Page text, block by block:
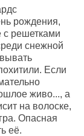
рождения,
с решетками
снежной
Если
живо..., а
на волоске,
Опасная
её.